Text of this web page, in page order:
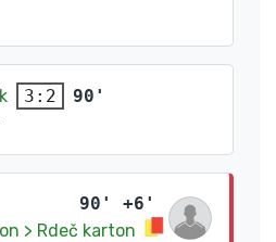
3:2
90'
90' +6'
> Rdeč karton